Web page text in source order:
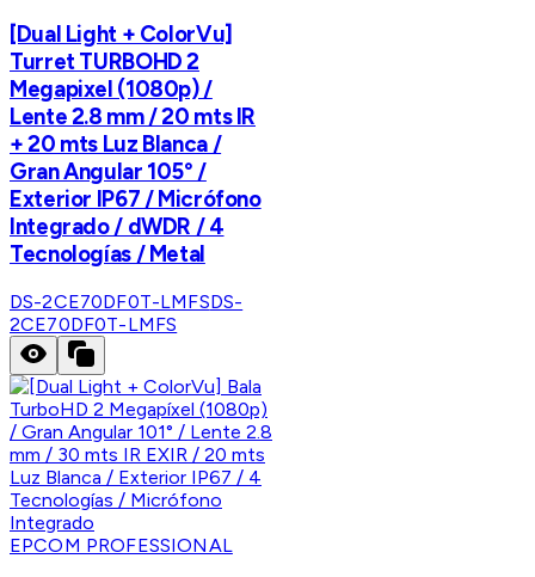
[Dual Light + ColorVu]
Turret TURBOHD 2
Megapixel (1080p) /
Lente 2.8 mm / 20 mts IR
+ 20 mts Luz Blanca /
Gran Angular 105° /
Exterior IP67 / Micrófono
Integrado / dWDR / 4
Tecnologías / Metal
DS-2CE70DF0T-LMFSDS-
2CE70DF0T-LMFS
EPCOM PROFESSIONAL